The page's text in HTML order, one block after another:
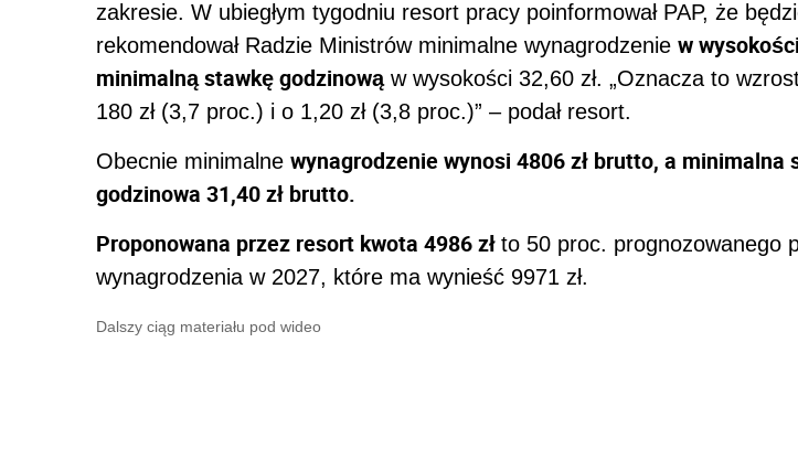
zakresie. W ubiegłym tygodniu resort pracy poinformował PAP, że
rekomendował Radzie Ministrów minimalne wynagrodzenie w
minimalną stawkę godzinowąw wysokości 32,60 zł. „Oznacza to
180 zł (3,7 proc.) i o 1,20 zł (3,8 proc.)” – podał resort.
Obecnie minimalne wynagrodzenie wynosi 4806 zł brutto, a minimalna
godzinowa 31,40 zł brutto.
Proponowana przez resort kwota 4986 zł to 50 proc. prognozowanego
wynagrodzenia w 2027, które ma wynieść 9971 zł.
Dalszy ciąg materiału pod wideo